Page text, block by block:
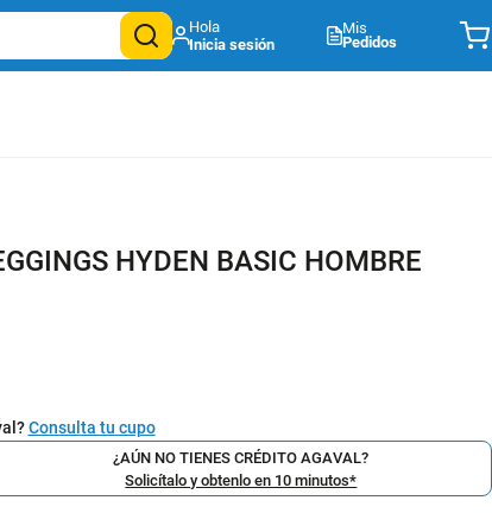
Mis
Pedidos
HYDEN BASIC HOMBRE
Consulta tu cupo
¿AÚN NO TIENES CRÉDITO AGAVAL?
Solicítalo y obtenlo en 10 minutos*